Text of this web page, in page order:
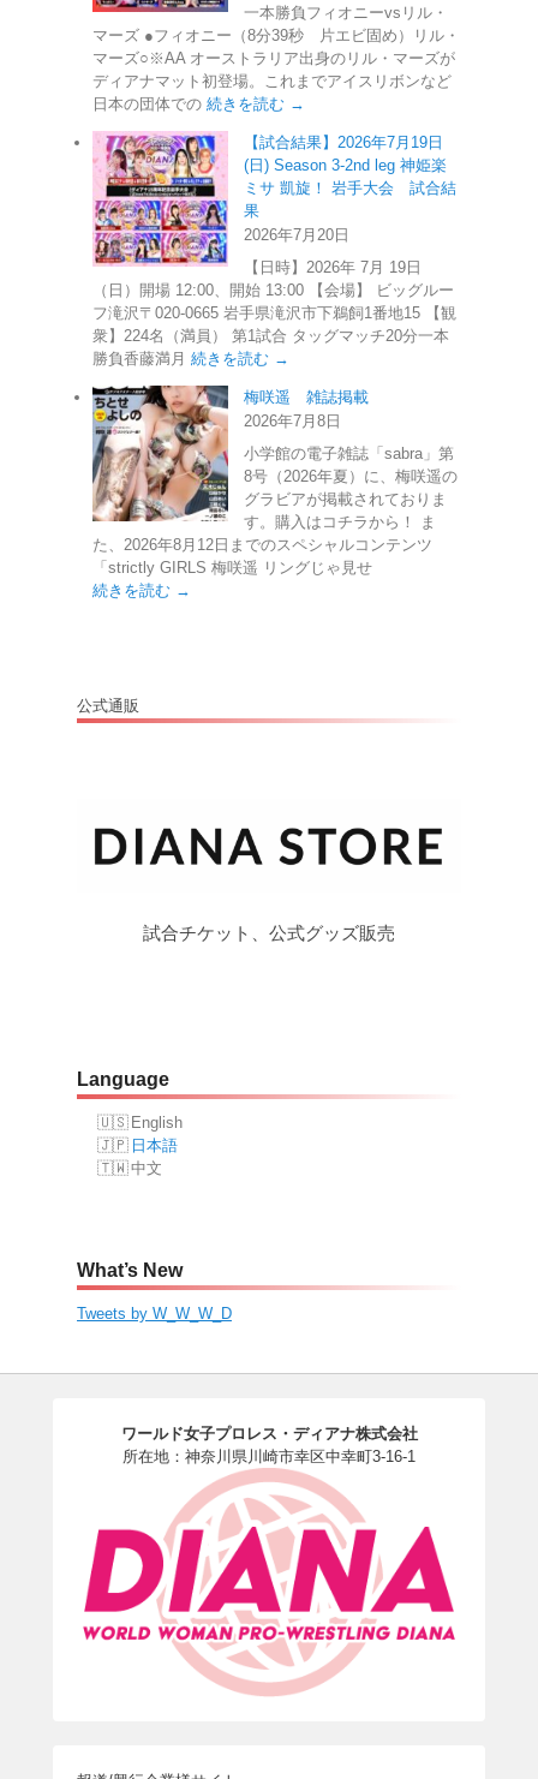
一本勝負フィオニーvsリル・
マーズ ●フィオニー（8分39秒 片エビ固め）リル・
マーズ○※AA オーストラリア出身のリル・マーズが
ディアナマット初登場。これまでアイスリボンなど
日本の団体での 続きを読む →
【試合結果】2026年7月19日
(日) Season 3-2nd leg 神姫楽
ミサ 凱旋！ 岩手大会 試合結
果
2026年7月20日
【日時】2026年 7月 19日
（日）開場 12:00、開始 13:00 【会場】 ビッグルー
フ滝沢〒020-0665 岩手県滝沢市下鵜飼1番地15 【観
衆】224名（満員） 第1試合 タッグマッチ20分一本
勝負香藤満月 続きを読む →
梅咲遥 雑誌掲載
2026年7月8日
小学館の電子雑誌「sabra」第
8号（2026年夏）に、梅咲遥の
グラビアが掲載されておりま
す。購入はコチラから！ ま
た、2026年8月12日までのスペシャルコンテンツ
「strictly GIRLS 梅咲遥 リングじゃ見せ
続きを読む →
公式通販
試合チケット、公式グッズ販売
Language
English
日本語
中文
What’s New
Tweets by W_W_W_D
ワールド女子プロレス・ディアナ株式会社
所在地：神奈川県川崎市幸区中幸町3-16-1